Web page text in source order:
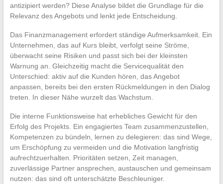
antizipiert werden? Diese Analyse bildet die Grundlage für die
Relevanz des Angebots und lenkt jede Entscheidung.
Das Finanzmanagement erfordert ständige Aufmerksamkeit. Ein
Unternehmen, das auf Kurs bleibt, verfolgt seine Ströme,
überwacht seine Risiken und passt sich bei der kleinsten
Warnung an. Gleichzeitig macht die Servicequalität den
Unterschied: aktiv auf die Kunden hören, das Angebot
anpassen, bereits bei den ersten Rückmeldungen in den Dialog
treten. In dieser Nähe wurzelt das Wachstum.
Die interne Funktionsweise hat erhebliches Gewicht für den
Erfolg des Projekts. Ein engagiertes Team zusammenzustellen,
Kompetenzen zu bündeln, lernen zu delegieren: das sind Wege,
um Erschöpfung zu vermeiden und die Motivation langfristig
aufrechtzuerhalten. Prioritäten setzen, Zeit managen,
zuverlässige Partner ansprechen, austauschen und gemeinsam
nutzen: das sind oft unterschätzte Beschleuniger.